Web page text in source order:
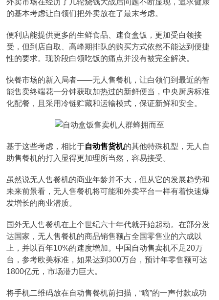
外卖市场在经历了几轮烧钱大战后问题不断显现，追求健康
的基本考虑让白领们把外卖放在了最末考虑。
便利店能提供更多的生鲜食品、速食盒饭，更加受白领接
受，但到店自取、高峰期排队的购买方式依然不能达到便捷
性的要求。现阶段白领吃饭的痛点并没有被完全解决。
快餐市场的新入局者——无人售餐机，让白领们到最近的智
能售卖终端花一分钟获取加热过的新鲜便当，中央厨房标准
化配餐，且采用冷链贮藏和运输模式，保证新鲜和安全。
基于这些考虑，相比于自动售货机的其他特殊机型，无人自
助售餐机的打入显得更加理所当然，容易接受。
虽然说无人售餐机的商业年龄并不大，但从它的发展趋势和
未来前景看，无人售餐机将可能和外卖平台一样有着快速爆
发增长的商业潜质。
国外无人售餐机在上个世纪六十年代就开始起动。在部分发
达国家，无人售餐机的商品销售额占全国零售业的六成以
上，并以百年10%的速度增加。中国自动售卖机不足20万
台，参考欧美标准，如果达到300万台，预计年零售额可达
1800亿元，市场潜力巨大。
将手机二维码放在自动售餐机前扫描，“嘀”的一声付款成功